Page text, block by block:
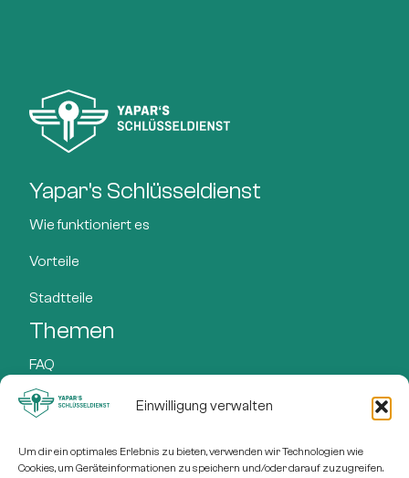
Einwilligung verwalten
Um dir ein optimales Erlebnis zu bieten, verwenden wir Technologien wie
Cookies, um Geräteinformationen zu speichern und/oder darauf zuzugreifen.
Yapar's Schlüsseldienst
Wie funktioniert es
Vorteile
Stadtteile
Themen
FAQ
Preise
Blog